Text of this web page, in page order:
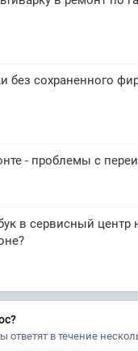
без сохраненного
- проблемы с
в сервисный
ответят в течение